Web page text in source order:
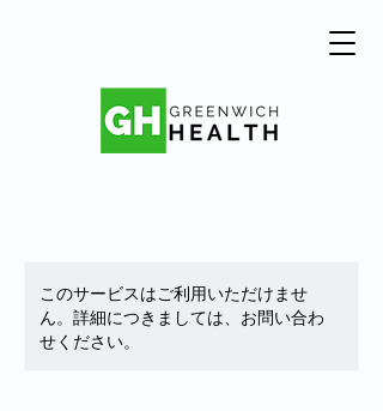
このサービスはご利用いただけませ
ん。詳細につきましては、お問い合わ
せください。